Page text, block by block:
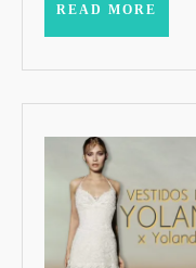
READ MORE